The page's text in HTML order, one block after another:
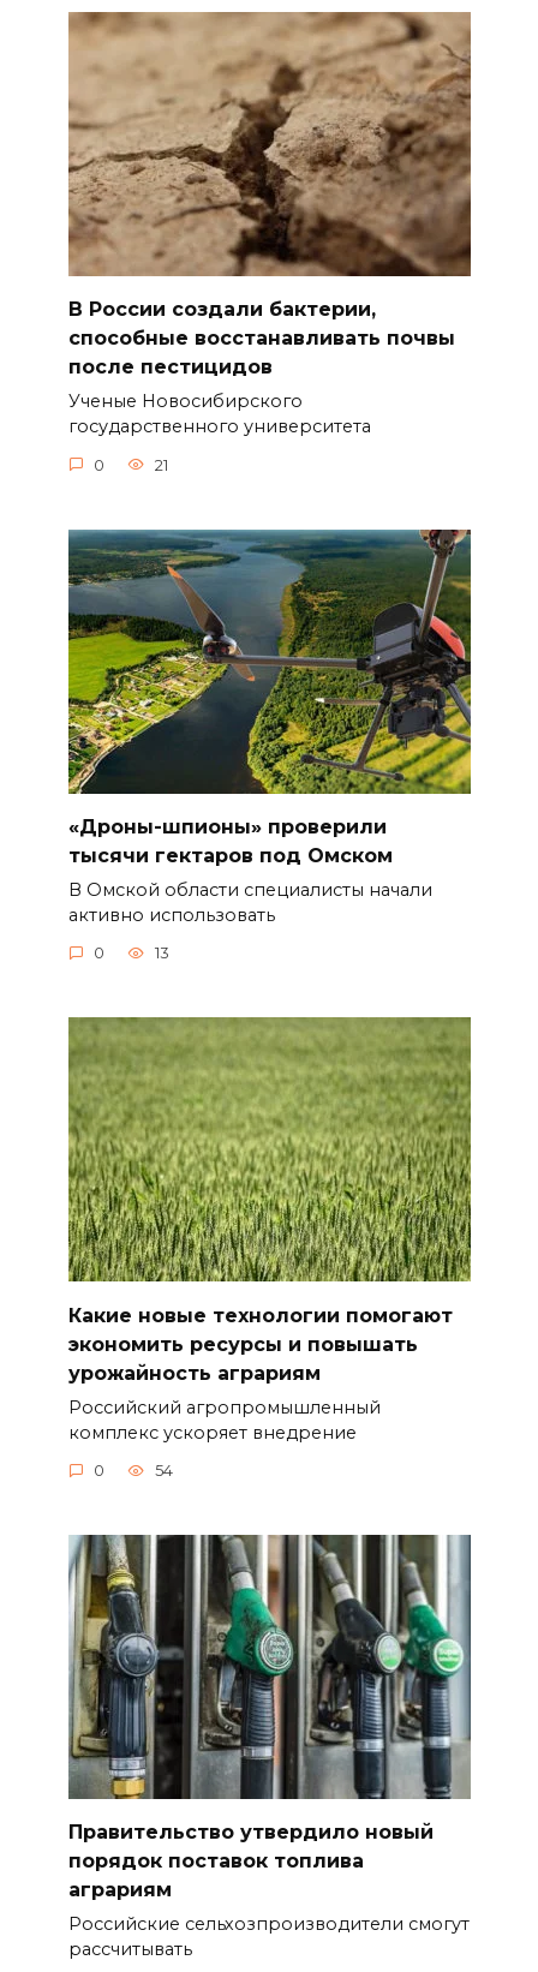
В России создали бактерии,
способные восстанавливать почвы
после пестицидов
Ученые Новосибирского
государственного университета
0 21
«Дроны-шпионы» проверили
тысячи гектаров под Омском
В Омской области специалисты начали
активно использовать
0 13
Какие новые технологии помогают
экономить ресурсы и повышать
урожайность аграриям
Российский агропромышленный
комплекс ускоряет внедрение
0 54
Правительство утвердило новый
порядок поставок топлива
аграриям
Российские сельхозпроизводители смогут
рассчитывать